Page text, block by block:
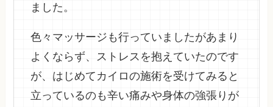
ました。
色々マッサージも行っていましたがあまり
よくならず、ストレスを抱えていたのです
が、はじめてカイロの施術を受けてみると
立っているのも辛い痛みや身体の強張りが